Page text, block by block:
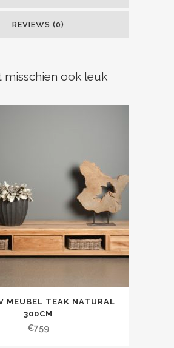
REVIEWS (0)
misschien ook leuk
MEUBEL TEAK NATURAL
300CM
€759